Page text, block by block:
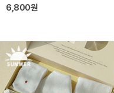
6,800원